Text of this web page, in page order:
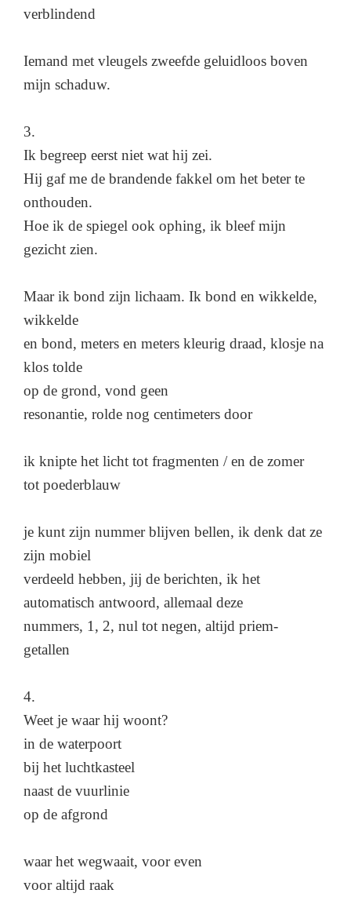
verblindend
Iemand met vleugels zweefde geluidloos boven
mijn schaduw.
3.
Ik begreep eerst niet wat hij zei.
Hij gaf me de brandende fakkel om het beter te
onthouden.
Hoe ik de spiegel ook ophing, ik bleef mijn
gezicht zien.
Maar ik bond zijn lichaam. Ik bond en wikkelde,
wikkelde
en bond, meters en meters kleurig draad, klosje na
klos tolde
op de grond, vond geen
resonantie, rolde nog centimeters door
ik knipte het licht tot fragmenten / en de zomer
tot poederblauw
je kunt zijn nummer blijven bellen, ik denk dat ze
zijn mobiel
verdeeld hebben, jij de berichten, ik het
automatisch antwoord, allemaal deze
nummers, 1, 2, nul tot negen, altijd priem-
getallen
4.
Weet je waar hij woont?
in de waterpoort
bij het luchtkasteel
naast de vuurlinie
op de afgrond
waar het wegwaait, voor even
voor altijd raak